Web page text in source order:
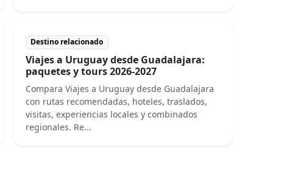
Destino relacionado
Viajes a Uruguay desde Guadalajara:
paquetes y tours 2026-2027
Compara Viajes a Uruguay desde Guadalajara
con rutas recomendadas, hoteles, traslados,
visitas, experiencias locales y combinados
regionales. Re...